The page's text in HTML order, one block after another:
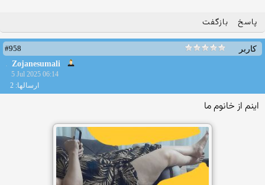
پاسخ بازگفت
کاربر
#958
Zojanesumali
5 Jul 2025 06:14
ارسالها: 2
اینم از خانوم ما